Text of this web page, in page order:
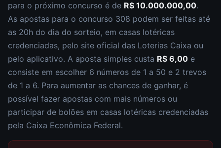
para o próximo concurso é de R$ 10.000.000,00.
As apostas para o concurso 308 podem ser feitas até
as 20h do dia do sorteio, em casas lotéricas
credenciadas, pelo site oficial das Loterias Caixa ou
pelo aplicativo. A aposta simples custa R$ 6,00 e
consiste em escolher 6 números de 1 a 50 e 2 trevos
de 1 a 6. Para aumentar as chances de ganhar, é
possível fazer apostas com mais números ou
participar de bolões em casas lotéricas credenciadas
pela Caixa Econômica Federal.